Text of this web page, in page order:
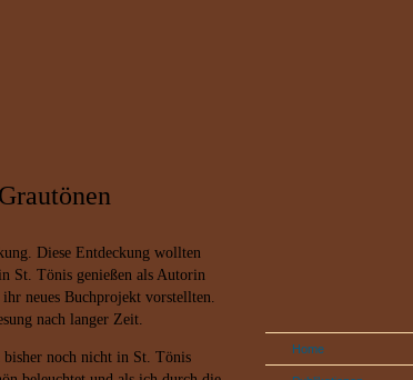
Diese Entdeckung wollten
St. Tönis genießen als Autorin
neues Buchprojekt vorstellten.
nach langer Zeit.
noch nicht in St. Tönis
Home